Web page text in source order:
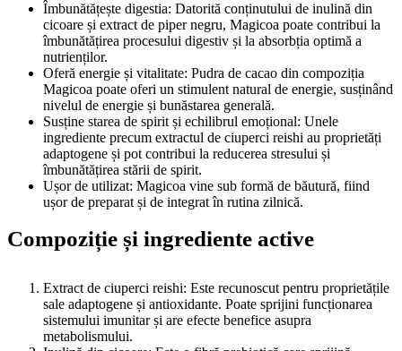
Îmbunătățește digestia: Datorită conținutului de inulină din
cicoare și extract de piper negru, Magicoa poate contribui la
îmbunătățirea procesului digestiv și la absorbția optimă a
nutrienților.
Oferă energie și vitalitate: Pudra de cacao din compoziția
Magicoa poate oferi un stimulent natural de energie, susținând
nivelul de energie și bunăstarea generală.
Susține starea de spirit și echilibrul emoțional: Unele
ingrediente precum extractul de ciuperci reishi au proprietăți
adaptogene și pot contribui la reducerea stresului și
îmbunătățirea stării de spirit.
Ușor de utilizat: Magicoa vine sub formă de băutură, fiind
ușor de preparat și de integrat în rutina zilnică.
Compoziție și ingrediente active
Extract de ciuperci reishi: Este recunoscut pentru proprietățile
sale adaptogene și antioxidante. Poate sprijini funcționarea
sistemului imunitar și are efecte benefice asupra
metabolismului.